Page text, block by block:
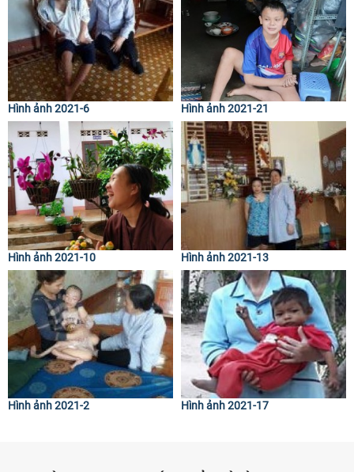
Hình ảnh 2021-6 Hình ảnh 2021-21
Hình ảnh 2021-10 Hình ảnh 2021-13
Hình ảnh 2021-2 Hình ảnh 2021-17